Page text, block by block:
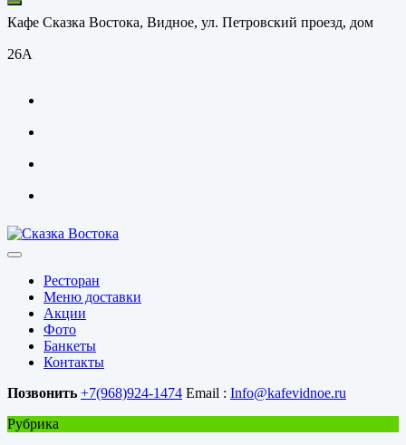
Кафе Сказка Востока, Видное, ул. Петровский проезд, дом
26А
Ресторан
Меню доставки
Акции
Фото
Банкеты
Контакты
Позвонить +7(968)924-1474 Email : Info@kafevidnoe.ru
Рубрика